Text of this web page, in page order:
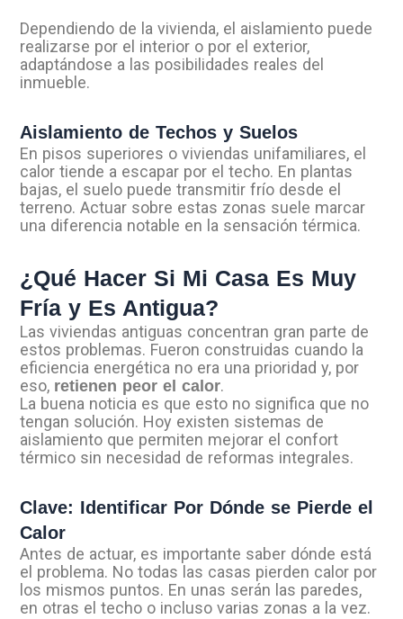
Dependiendo de la vivienda, el aislamiento puede
realizarse por el interior o por el exterior,
adaptándose a las posibilidades reales del
inmueble.
Aislamiento de Techos y Suelos
En pisos superiores o viviendas unifamiliares, el
calor tiende a escapar por el techo. En plantas
bajas, el suelo puede transmitir frío desde el
terreno. Actuar sobre estas zonas suele marcar
una diferencia notable en la sensación térmica.
¿Qué Hacer Si Mi Casa Es Muy
Fría y Es Antigua?
Las viviendas antiguas concentran gran parte de
estos problemas. Fueron construidas cuando la
eficiencia energética no era una prioridad y, por
eso, retienen peor el calor.
La buena noticia es que esto no significa que no
tengan solución. Hoy existen sistemas de
aislamiento que permiten mejorar el confort
térmico sin necesidad de reformas integrales.
Clave: Identificar Por Dónde se Pierde el
Calor
Antes de actuar, es importante saber dónde está
el problema. No todas las casas pierden calor por
los mismos puntos. En unas serán las paredes,
en otras el techo o incluso varias zonas a la vez.